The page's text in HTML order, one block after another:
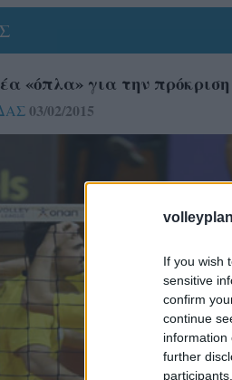
If you wish
sensitive
confirm
continue
information
further
«όπλα» για την πρόκριση
03/02/2015